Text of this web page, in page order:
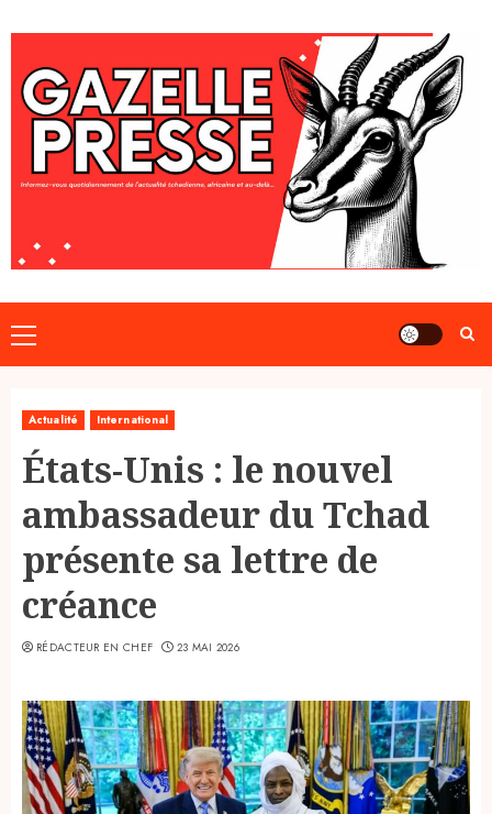
to
content
Primary
Menu
Actualité International
États-Unis : le nouvel
ambassadeur du Tchad
présente sa lettre de
créance
RÉDACTEUR EN CHEF 23 MAI 2026